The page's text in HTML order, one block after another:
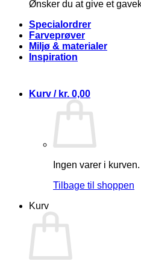
Ønsker du at give et
Specialordrer
Farveprøver
Miljø & materialer
Inspiration
Kurv / kr. 0,00
Ingen varer i kurven.
Tilbage til shoppen
Kurv